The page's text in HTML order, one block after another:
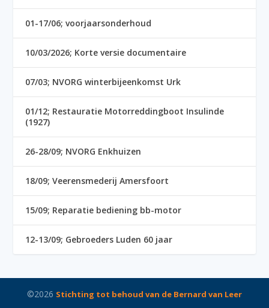
01-17/06; voorjaarsonderhoud
10/03/2026; Korte versie documentaire
07/03; NVORG winterbijeenkomst Urk
01/12; Restauratie Motorreddingboot Insulinde
(1927)
26-28/09; NVORG Enkhuizen
18/09; Veerensmederij Amersfoort
15/09; Reparatie bediening bb-motor
12-13/09; Gebroeders Luden 60 jaar
©2026 Stichting tot behoud van de Bernard van Leer